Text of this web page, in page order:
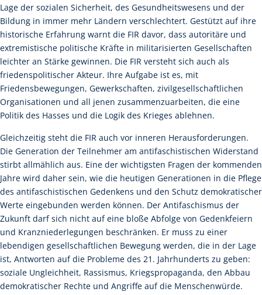
Lage der sozialen Sicherheit, des Gesundheitswesens und der
Bildung in immer mehr Ländern verschlechtert. Gestützt auf ihre
historische Erfahrung warnt die FIR davor, dass autoritäre und
extremistische politische Kräfte in militarisierten Gesellschaften
leichter an Stärke gewinnen. Die FIR versteht sich auch als
friedenspolitischer Akteur. Ihre Aufgabe ist es, mit
Friedensbewegungen, Gewerkschaften, zivilgesellschaftlichen
Organisationen und all jenen zusammenzuarbeiten, die eine
Politik des Hasses und die Logik des Krieges ablehnen.
Gleichzeitig steht die FIR auch vor inneren Herausforderungen.
Die Generation der Teilnehmer am antifaschistischen Widerstand
stirbt allmählich aus. Eine der wichtigsten Fragen der kommenden
Jahre wird daher sein, wie die heutigen Generationen in die Pflege
des antifaschistischen Gedenkens und den Schutz demokratischer
Werte eingebunden werden können. Der Antifaschismus der
Zukunft darf sich nicht auf eine bloße Abfolge von Gedenkfeiern
und Kranzniederlegungen beschränken. Er muss zu einer
lebendigen gesellschaftlichen Bewegung werden, die in der Lage
ist, Antworten auf die Probleme des 21. Jahrhunderts zu geben:
soziale Ungleichheit, Rassismus, Kriegspropaganda, den Abbau
demokratischer Rechte und Angriffe auf die Menschenwürde.